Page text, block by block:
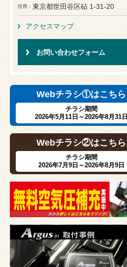
住所 東京都世田谷区砧 1-31-20
アクセスマップ
お問い合わせフォーム
Webチラシ①はこちら
チラシ期間
2026年5月11日～2026年8月31日
Webチラシ②はこちら
チラシ期間
2026年7月9日～2026年8月9日